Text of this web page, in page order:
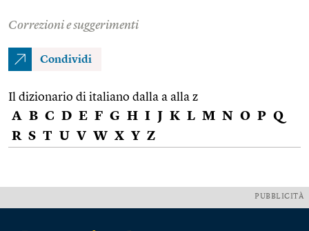
Correzioni e suggerimenti
Condividi
Il dizionario di italiano dalla a alla z
A B C D E F G H I J K L M N O P Q
R S T U V W X Y Z
PUBBLICITÀ